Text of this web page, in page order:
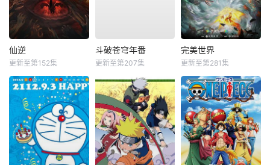
仙逆
更新至第152集
斗破苍穹年番
更新至第207集
完美世界
更新至第281集